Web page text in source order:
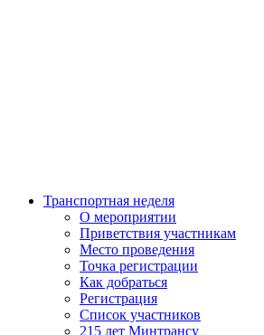
Транспортная неделя
О мероприятии
Приветствия участникам
Место проведения
Точка регистрации
Как добраться
Регистрация
Список участников
215 лет Минтрансу